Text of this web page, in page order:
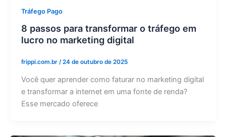
Tráfego Pago
8 passos para transformar o tráfego em
lucro no marketing digital
frippi.com.br /24 de outubro de 2025
Você quer aprender como faturar no marketing digital
e transformar a internet em uma fonte de renda?
Esse mercado oferece